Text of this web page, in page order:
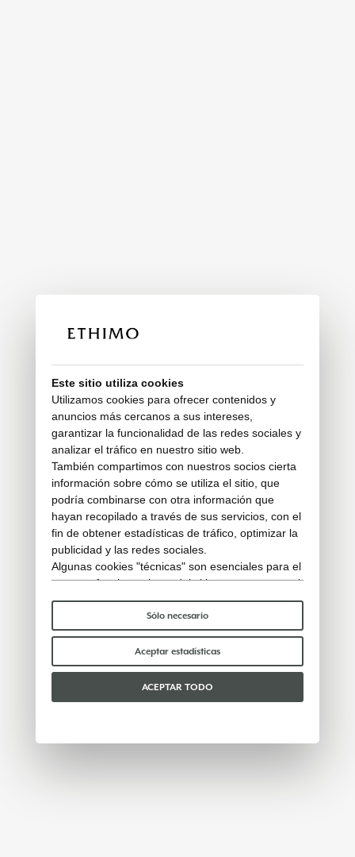
Este sitio utiliza cookies
Utilizamos cookies para ofrecer contenidos y
anuncios más cercanos a sus intereses,
garantizar la funcionalidad de las redes sociales y
analizar el tráfico en nuestro sitio web.
También compartimos con nuestros socios cierta
información sobre cómo se utiliza el sitio, que
podría combinarse con otra información que
hayan recopilado a través de sus servicios, con el
fin de obtener estadísticas de tráfico, optimizar la
publicidad y las redes sociales.
Algunas cookies "técnicas" son esenciales para el
correcto funcionamiento del sitio y no procesan ni
comparten ningún dato personal con terceros.
Para saber más puedes consultar nuestra
de cookies.
Por favor, elige qué cookies aceptar:
Sólo necesario
Aceptar estadísticas
ACEPTAR TODO